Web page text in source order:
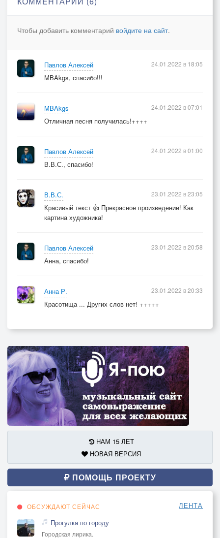
Чтобы добавить комментарий войдите на сайт.
Павлов Алексей
MBAkgs, спасибо!!!
24.01.2022 в 18:05
MBAkgs
Отличная песня получилась!++++
24.01.2022 в 07:01
Павлов Алексей
В.В.С., спасибо!
24.01.2022 в 01:00
В.В.С.
Красивый текст 👍 Прекрасное произведение! Как
картина художника!
23.01.2022 в 23:05
Павлов Алексей
Анна, спасибо!
23.01.2022 в 20:58
Анна Р.
Красотища ... Других слов нет! +++++
23.01.2022 в 20:33
НАМ 15 ЛЕТ
НОВАЯ ВЕРСИЯ
ПОМОЩЬ ПРОЕКТУ
ОБСУЖДАЮТ СЕЙЧАС ЛЕНТА
Прогулка по городу
Городская лирика.